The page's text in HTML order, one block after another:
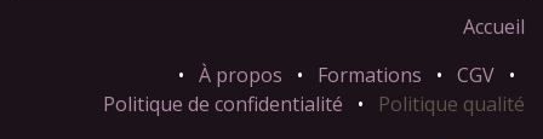
Accueil
• À propos • Formations • CGV •
Politique de confidentialité
• Politique qualité